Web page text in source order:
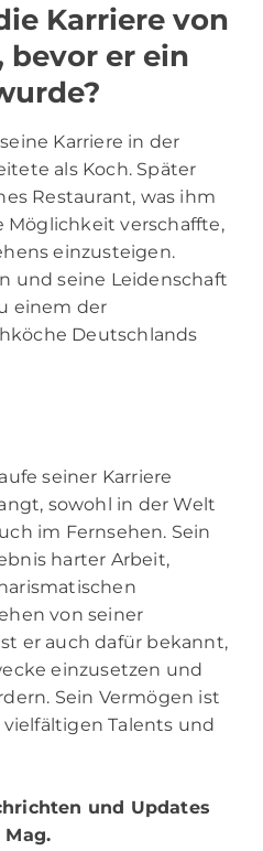
Karriere von
bevor er ein
Karriere in der
als Koch. Später
Restaurant, was ihm
verschaffte,
einzusteigen.
und seine Leidenschaft
einem der
Deutschlands
seiner Karriere
sowohl in der Welt
im Fernsehen. Sein
harter Arbeit,
von seiner
er auch dafür bekannt,
einzusetzen und
Sein Vermögen ist
Talents und
und Updates
Mag.